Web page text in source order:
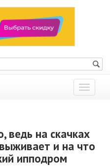
Показать
меню
ведь на скачках
и на что
ипподром